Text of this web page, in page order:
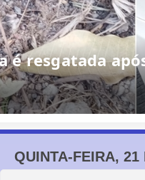
é resgatada
QUINTA-FEIRA,